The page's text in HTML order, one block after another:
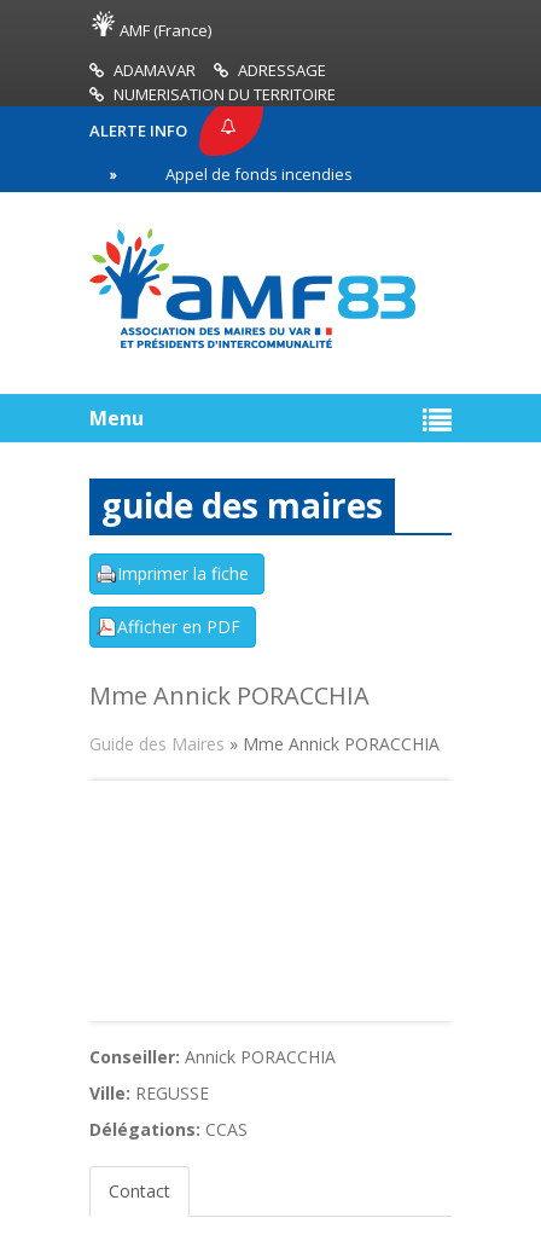
AMF (France)
ADAMAVAR
ADRESSAGE
NUMERISATION DU TERRITOIRE
ALERTE INFO
Appel de fonds incendies de forêt
ligne
Menu
guide des maires
Mme Annick PORACCHIA
Guide des Maires » Mme Annick PORACCHIA
Conseiller: Annick PORACCHIA
Ville: REGUSSE
Délégations: CCAS
Contact